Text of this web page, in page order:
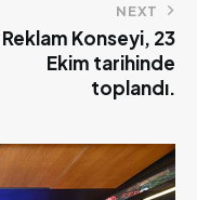
NEXT
Konseyi, 23
Ekim tarihinde
toplandı.